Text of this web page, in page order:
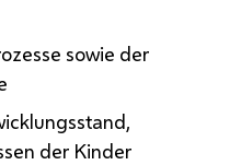
sowie der
der Kinder